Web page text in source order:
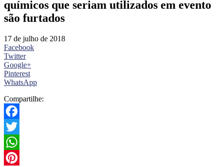
químicos que seriam utilizados em evento
são furtados
17 de julho de 2018
Facebook
Twitter
Google+
Pinterest
WhatsApp
Compartilhe:
Facebook
Twitter
WhatsApp